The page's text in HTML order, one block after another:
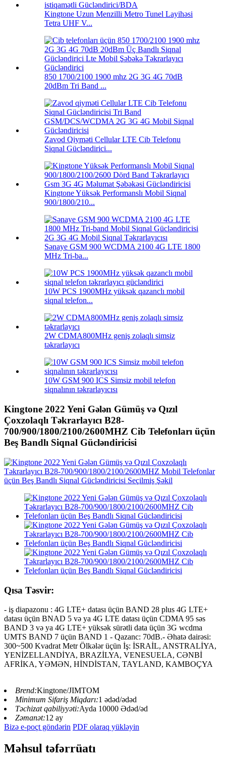
Kingtone Uzun Menzilli Metro Tunel Layihəsi
Tetra UHF V...
850 1700/2100 1900 mhz 2G 3G 4G 70dB
20dBm Tri Band ...
Zavod Qiyməti Cellular LTE Cib Telefonu
Siqnal Gücləndirici...
Kingtone Yüksək Performanslı Mobil Siqnal
900/1800/210...
Sənaye GSM 900 WCDMA 2100 4G LTE 1800
MHz Tri-ba...
10W PCS 1900MHz yüksək qazanclı mobil
siqnal telefon...
2W CDMA800MHz geniş zolaqlı simsiz
təkrarlayıcı
10W GSM 900 ICS Simsiz mobil telefon
siqnalının təkrarlayıcısı
Kingtone 2022 Yeni Gələn Gümüş və Qızıl
Çoxzolaqlı Təkrarlayıcı B28-
700/900/1800/2100/2600MHZ Cib Telefonları üçün
Beş Bandlı Siqnal Gücləndiricisi
Qısa Təsvir:
- iş diapazonu : 4G LTE+ datası üçün BAND 28 plus 4G LTE+
datası üçün BNAD 5 və ya 4G LTE datası üçün CDMA 95 səs
BAND 3 və ya 4G LTE+ yüksək sürətli data üçün 3G wcdma
UMTS BAND 7 üçün BAND 1 - Qazanc: 70dB.- Əhatə dairəsi:
300~500 Kvadrat Metr Ölkələr üçün İş: İSRAİL, ANSTRALİYA,
YENİZELLANDİYA, BRAZİLYA, VENESUELA, CƏNBİ
AFRİKA, YƏMƏN, HİNDİSTAN, TAYLAND, KAMBOÇYA
Brend:Kingtone/JIMTOM
Minimum Sifariş Miqdarı:1 ədəd/ədəd
Təchizat qabiliyyəti:Ayda 10000 Ədəd/əd
Zəmanət:12 ay
Bizə e-poçt göndərin PDF olaraq yükləyin
Məhsul təfərrüatı